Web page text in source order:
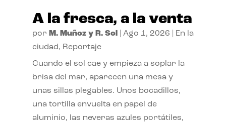
A la fresca, a la venta
por M. Muñoz y R. Sol| Ago 1, 2026
En la
ciudad, Reportaje
Cuando el sol cae y empieza a soplar la
brisa del mar, aparecen una mesa y
unas sillas plegables. Unos bocadillos,
una tortilla envuelta en papel de
aluminio, las neveras azules portátiles,